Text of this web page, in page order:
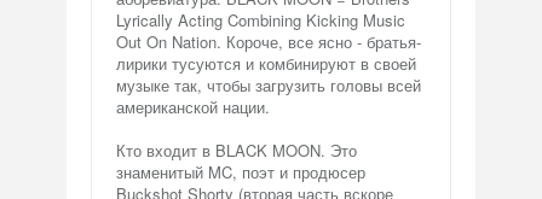
Lyrically Acting Combining Kicking Music
Out On Nation. Короче, все ясно - братья-
лирики тусуются и комбинируют в своей
музыке так, чтобы загрузить головы всей
американской нации.
Кто входит в BLACK MOON. Это
знаменитый MC, поэт и продюсер
Buckshot Shorty (вторая часть вскоре